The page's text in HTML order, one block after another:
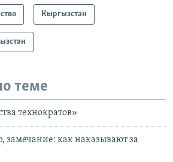
Кыргызстан
теме
технократов»
замечание: как наказывают за